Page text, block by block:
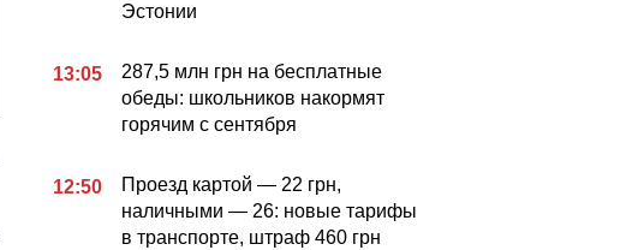
Эстонии
13:05
287,5 млн грн на бесплатные
обеды: школьников накормят
горячим с сентября
12:50
Проезд картой — 22 грн,
наличными — 26: новые тарифы
в транспорте, штраф 460 грн